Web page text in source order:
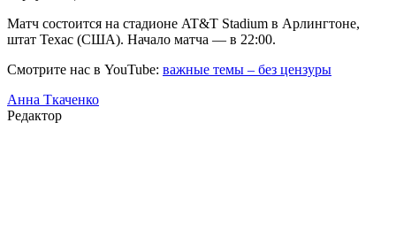
Матч состоится на стадионе AT&T Stadium в Арлингтоне,
штат Техас (США). Начало матча — в 22:00.
Смотрите нас в YouTube: важные темы – без цензуры
Анна Ткаченко
Редактор